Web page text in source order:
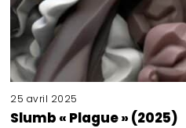
25 avril 2025
Slumb « Plague » (2025)